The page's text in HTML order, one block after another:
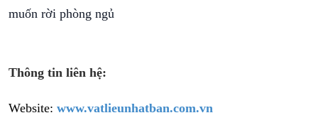
muốn rời phòng ngủ
Thông tin liên hệ:
Website: www.vatlieunhatban.com.vn